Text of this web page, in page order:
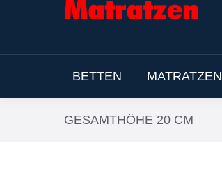
BETTEN MATRATZEN
GESAMTHÖHE 20 CM